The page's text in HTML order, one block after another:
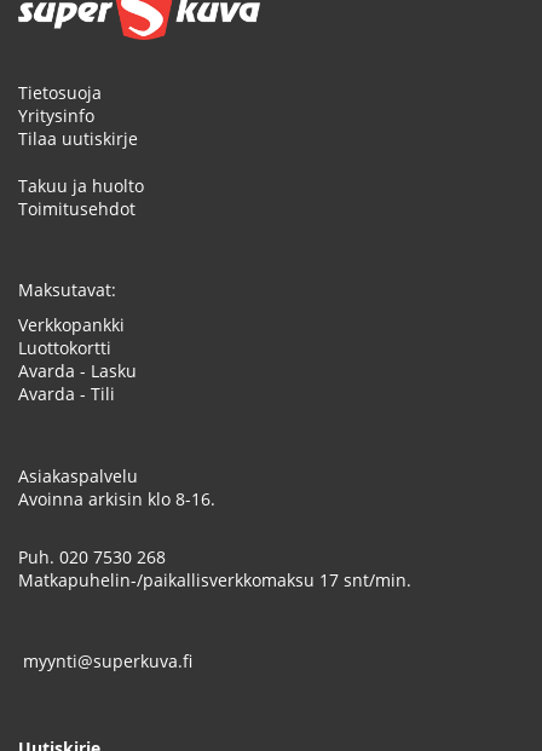
Tietosuoja
Yritysinfo
Tilaa uutiskirje
Takuu ja huolto
Toimitusehdot
Maksutavat:
Verkkopankki
Luottokortti
Avarda - Lasku
Avarda - Tili
Asiakaspalvelu
Avoinna arkisin klo 8-16.
Puh. 020 7530 268
Matkapuhelin-/paikallisverkkomaksu 17 snt/min.
myynti@superkuva.fi